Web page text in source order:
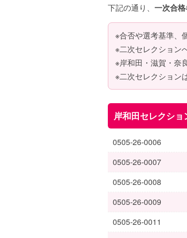
下記の通り、 一次合
※合否や選考基準、
※二次セレクション
※岸和田・滋賀・奈
※二次セレクション
岸和田セレクショ
0505-26-0006
0505-26-0007
0505-26-0008
0505-26-0009
0505-26-0011